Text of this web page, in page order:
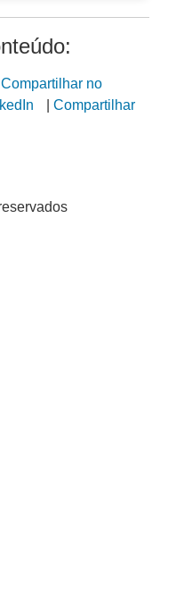
Compartilhar no
Compartilhar